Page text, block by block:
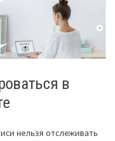
в
нельзя отслеживать